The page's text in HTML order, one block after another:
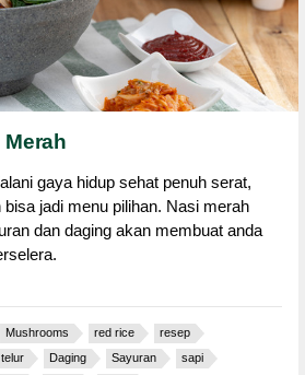
gaya hidup sehat penuh serat,
jadi menu pilihan. Nasi merah
dan daging akan membuat anda
Mushrooms red rice
resep
telur Daging Sayuran
sapi